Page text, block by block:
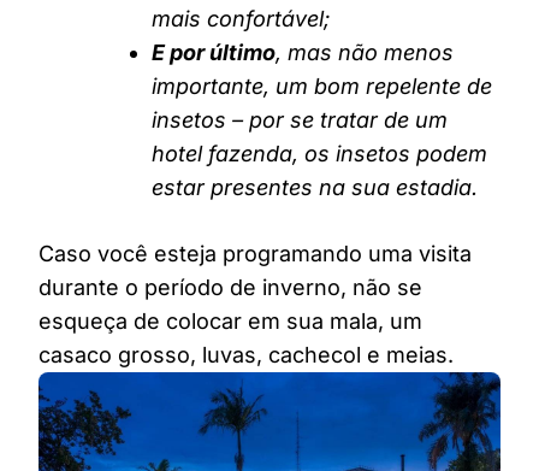
mais confortável;
E por último, mas não menos
importante, um bom repelente de
insetos – por se tratar de um
hotel fazenda, os insetos podem
estar presentes na sua estadia.
Caso você esteja programando uma visita
durante o período de inverno, não se
esqueça de colocar em sua mala, um
casaco grosso, luvas, cachecol e meias.